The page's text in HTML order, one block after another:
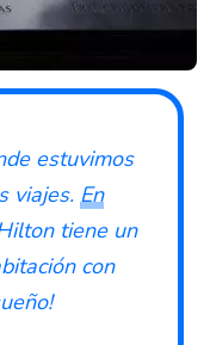
estuvimos
viajes.En
tiene un
con